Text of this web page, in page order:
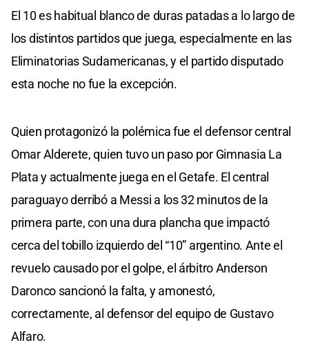
El 10 es habitual blanco de duras patadas a lo largo de
los distintos partidos que juega, especialmente en las
Eliminatorias Sudamericanas, y el partido disputado
esta noche no fue la excepción.
Quien protagonizó la polémica fue el defensor central
Omar Alderete, quien tuvo un paso por Gimnasia La
Plata y actualmente juega en el Getafe. El central
paraguayo derribó a Messi a los 32 minutos de la
primera parte, con una dura plancha que impactó
cerca del tobillo izquierdo del “10” argentino. Ante el
revuelo causado por el golpe, el árbitro Anderson
Daronco sancionó la falta, y amonestó,
correctamente, al defensor del equipo de Gustavo
Alfaro.